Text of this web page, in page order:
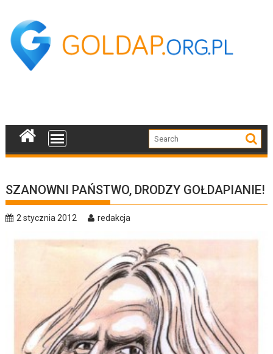
content
SZANOWNI PAŃSTWO, DRODZY GOŁDAPIANIE!
2 stycznia 2012 redakcja